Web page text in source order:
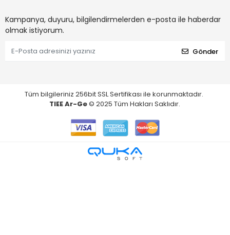
Kampanya, duyuru, bilgilendirmelerden e-posta ile haberdar
olmak istiyorum.
Gönder
Tüm bilgileriniz 256bit SSL Sertifikası ile korunmaktadır.
TIEE Ar-Ge© 2025 Tüm Hakları Saklıdır.